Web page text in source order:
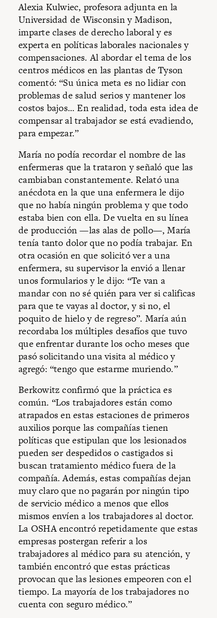
Alexia Kulwiec, profesora adjunta en la
Universidad de Wisconsin y Madison,
imparte clases de derecho laboral y es
experta en políticas laborales nacionales y
compensaciones. Al abordar el tema de los
centros médicos en las plantas de Tyson
comentó: “Su única meta es no lidiar con
problemas de salud serios y mantener los
costos bajos… En realidad, toda esta idea de
compensar al trabajador se está evadiendo,
para empezar.”
María no podía recordar el nombre de las
enfermeras que la trataron y señaló que las
cambiaban constantemente. Relató una
anécdota en la que una enfermera le dijo
que no había ningún problema y que todo
estaba bien con ella. De vuelta en su línea
de producción —las alas de pollo—, María
tenía tanto dolor que no podía trabajar. En
otra ocasión en que solicitó ver a una
enfermera, su supervisor la envió a llenar
unos formularios y le dijo: “Te van a
mandar con no sé quién para ver si calificas
para que te vayas al doctor, y si no, el
poquito de hielo y de regreso”. María aún
recordaba los múltiples desafíos que tuvo
que enfrentar durante los ocho meses que
pasó solicitando una visita al médico y
agregó: “tengo que estarme muriendo.”
Berkowitz confirmó que la práctica es
común. “Los trabajadores están como
atrapados en estas estaciones de primeros
auxilios porque las compañías tienen
políticas que estipulan que los lesionados
pueden ser despedidos o castigados si
buscan tratamiento médico fuera de la
compañía. Además, estas compañías dejan
muy claro que no pagarán por ningún tipo
de servicio médico a menos que ellos
mismos envíen a los trabajadores al doctor.
La OSHA encontró repetidamente que estas
empresas postergan referir a los
trabajadores al médico para su atención, y
también encontró que estas prácticas
provocan que las lesiones empeoren con el
tiempo. La mayoría de los trabajadores no
cuenta con seguro médico.”